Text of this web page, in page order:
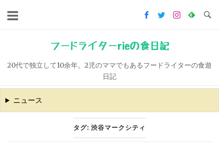
キ
ッ
フードライターrieの食日記
20代で独立して10余年。2児のママでもあるフードライターの食遊
日記
ニュース
タグ: 渋谷マークシティ